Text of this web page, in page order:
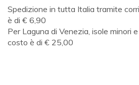
Spedizione in tutta Italia tramite
è di € 6,90
Per Laguna di Venezia, isole minori
costo è di € 25,00